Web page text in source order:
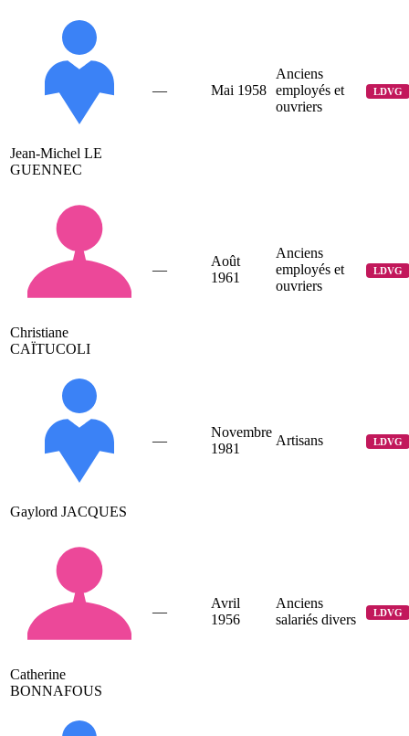
Jean-Michel LE
GUENNEC
— Mai 1958
Anciens
employés et
ouvriers
LDVG
Christiane
CAÏTUCOLI
—
Août
1961
Anciens
employés et
ouvriers
LDVG
Gaylord JACQUES
—
Novembre
1981
Artisans LDVG
Catherine
BONNAFOUS
—
Avril
1956
Anciens
salariés divers
LDVG